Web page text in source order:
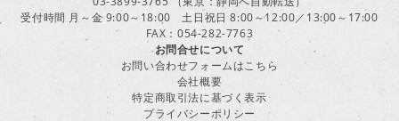
受付時間 月～金 9:00～18:00 土日祝日 8:00～12:00／13:00～17:00
FAX：054-282-7763
お問合せについて
お問い合わせフォームはこちら
会社概要
特定商取引法に基づく表示
プライバシーポリシー